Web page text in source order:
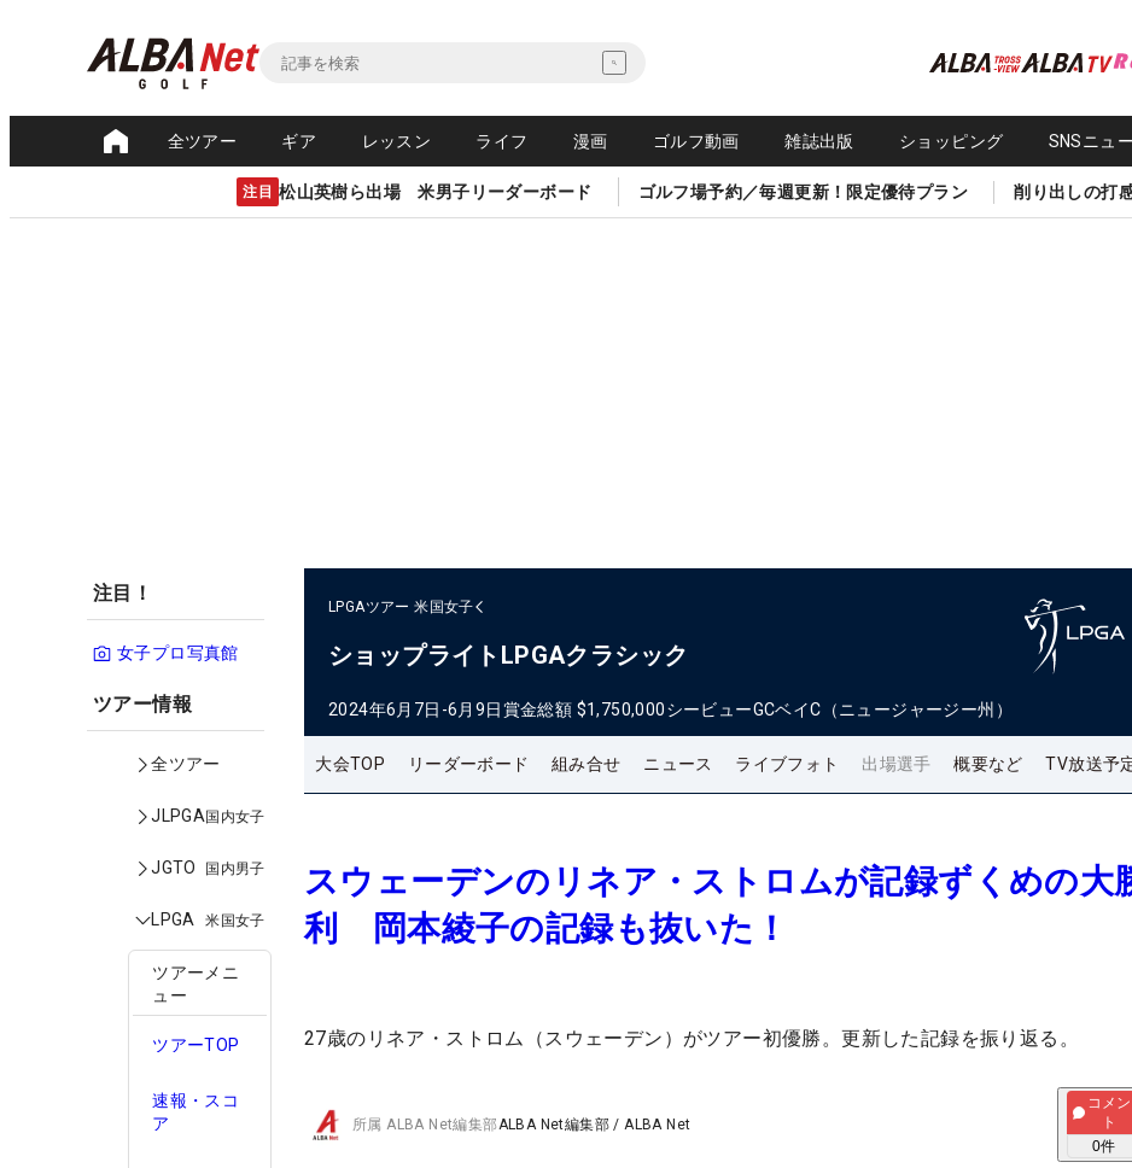
全ツアー ギア レッスン ライフ 漫画 ゴルフ動画 雑誌出版 ショッピング SNSニュ
注目 松山英樹ら出場 米男子リーダーボード ゴルフ場予約／毎週更新！限定優待プラン 削り出しの打
注目！
女子プロ写真館
ツアー情報
全ツアー
JLPGA国内女子
JGTO 国内男子
LPGA 米国女子
ツアーメニ
ュー
ツアーTOP
速報・スコ
ア
LPGAツアー 米国女子
ショップライトLPGAクラシック
2024年6月7日-6月9日賞金総額 $1,750,000シービューGCベイC（ニュージャージー州）
大会TOP リーダーボード 組み合せ ニュース ライブフォト 出場選手 概要など TV放送予
スウェーデンのリネア・ストロムが記録ずくめの大
利 岡本綾子の記録も抜いた！
27歳のリネア・ストロム（スウェーデン）がツアー初優勝。更新した記録を振り返る。
所属ALBA Net編集部ALBA Net編集部 /ALBA Net
コメン
ト
0件